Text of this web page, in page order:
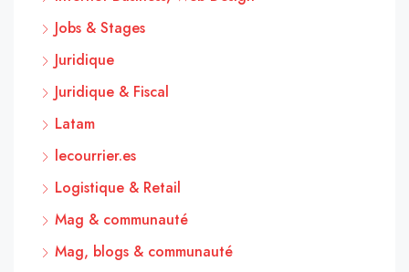
Jobs & Stages
Juridique
Juridique & Fiscal
Latam
lecourrier.es
Logistique & Retail
Mag & communauté
Mag, blogs & communauté